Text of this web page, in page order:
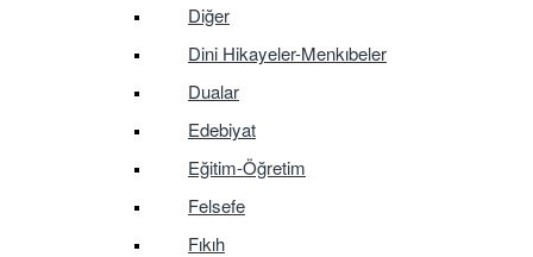
Diğer
Dini Hikayeler-Menkıbeler
Dualar
Edebiyat
Eğitim-Öğretim
Felsefe
Fıkıh